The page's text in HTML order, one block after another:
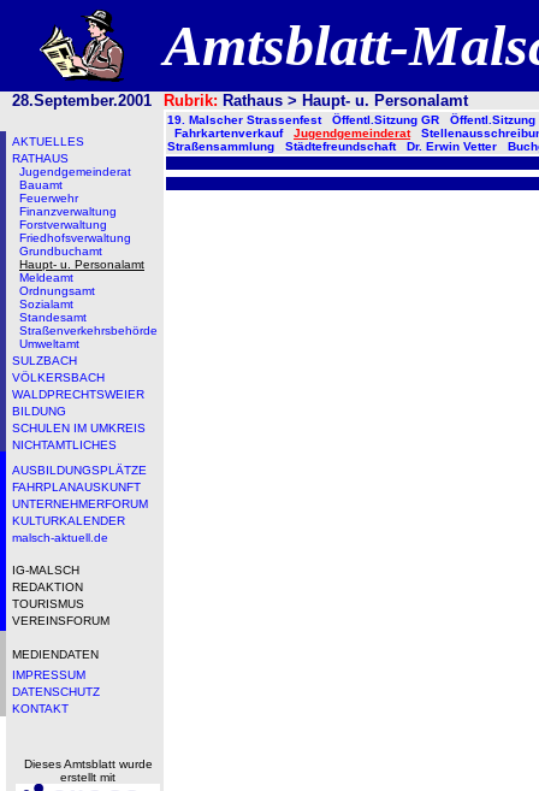
Amtsblatt-
28.September.2001 Rubrik: Rathaus > Haupt- u. Personalamt
AKTUELLES
RATHAUS
Jugendgemeinderat
Bauamt
Feuerwehr
Finanzverwaltung
Forstverwaltung
Friedhofsverwaltung
Grundbuchamt
Haupt- u. Personalamt
Meldeamt
Ordnungsamt
Sozialamt
Standesamt
Straßenverkehrsbehörde
Umweltamt
SULZBACH
VÖLKERSBACH
WALDPRECHTSWEIER
BILDUNG
SCHULEN IM UMKREIS
NICHTAMTLICHES
AUSBILDUNGSPLÄTZE
FAHRPLANAUSKUNFT
UNTERNEHMERFORUM
KULTURKALENDER
malsch-aktuell.de
IG-MALSCH
REDAKTION
TOURISMUS
VEREINSFORUM
MEDIENDATEN
IMPRESSUM
DATENSCHUTZ
KONTAKT
Dieses Amtsblatt wurde
erstellt mit
19. Malscher Strassenfest Öffentl.Sitzung GR
Öffentl.Sitzung
Fahrkartenverkauf
Jugendgemeinderat
Straßensammlung
Städtefreundschaft Dr. Erwin Vetter